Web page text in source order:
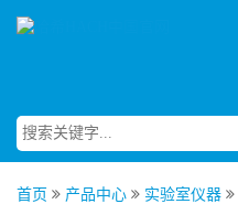
首页 产品中心 实验室仪器